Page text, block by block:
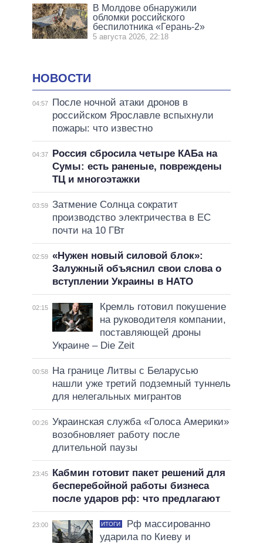
В Молдове обнаружили
обломки российского
беспилотника «Герань-2»
5 августа 2026, 22:18
НОВОСТИ
04:57
После ночной атаки дронов в
российском Ярославле вспыхнули
пожары: что известно
04:37
Россия сбросила четыре КАБа на
Сумы: есть раненые, повреждены
ТЦ и многоэтажки
03:59 Затмение Солнца сократит
производство электричества в ЕС
почти на 10 ГВт
02:59 «Нужен новый силовой блок»:
Залужный объяснил свои слова о
вступлении Украины в НАТО
02:15
Кремль готовил покушение
на руководителя компании,
поставляющей дроны
Украине – Die Zeit
00:58
На границе Литвы с Беларусью
нашли уже третий подземный туннель
для нелегальных мигрантов
00:26 Украинская служба «Голоса Америки»
возобновляет работу после
длительной паузы
23:45
Кабмин готовит пакет решений для
бесперебойной работы бизнеса
после ударов рф: что предлагают
23:00 ИТОГИ
Рф массированно
ударила по Киеву и